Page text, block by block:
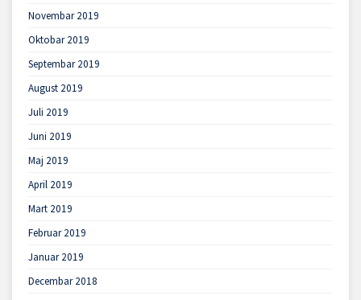
Novembar 2019
Oktobar 2019
Septembar 2019
August 2019
Juli 2019
Juni 2019
Maj 2019
April 2019
Mart 2019
Februar 2019
Januar 2019
Decembar 2018